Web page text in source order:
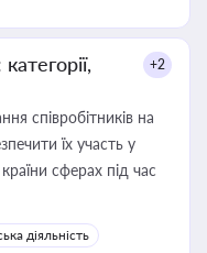
+2
співробітників на
їх участь у
сферах під час
діяльність